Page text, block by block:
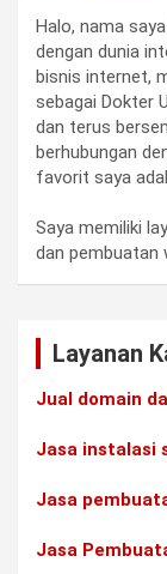
Halo, nama
dengan dunia
bisnis internet,
sebagai Dokter
dan terus
berhubungan
favorit saya
Saya memiliki
dan pembuatan
Layanan
Jual domain
Jasa instalasi
Jasa
Jasa